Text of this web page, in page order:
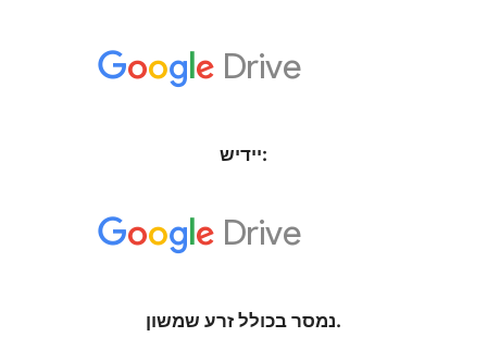
יידיש:
נמסר בכולל זרע שמשון.